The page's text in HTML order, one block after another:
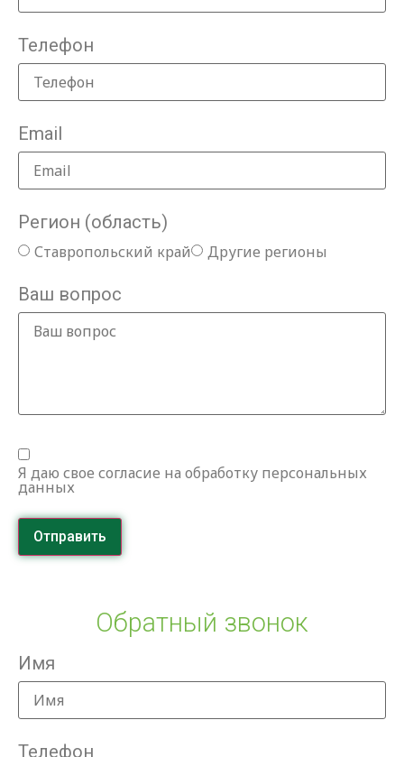
Телефон
Email
Регион (область)
Ставропольский край Другие регионы
Ваш вопрос
Я даю свое согласие на обработку персональных
данных
Отправить
Обратный звонок
Имя
Телефон